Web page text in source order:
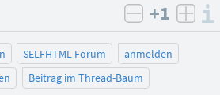
negativ
+1
SELFHTML-Forum
anmelden
Beitrag im Thread-Baum